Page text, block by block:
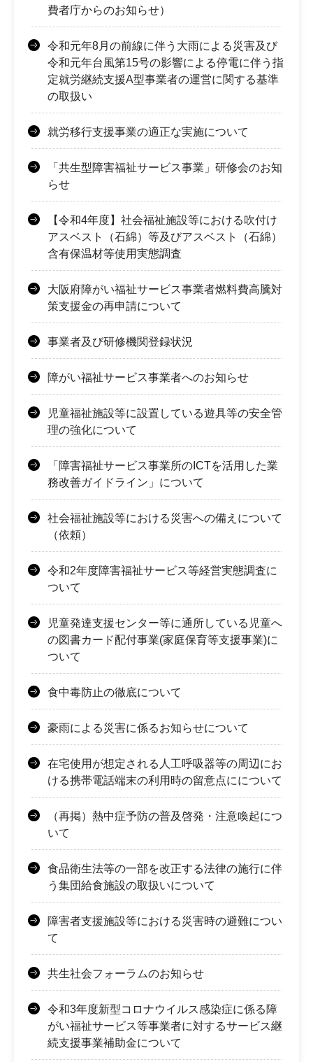
費者庁からのお知らせ）
令和元年8月の前線に伴う大雨による災害及び
令和元年台風第15号の影響による停電に伴う指
定就労継続支援A型事業者の運営に関する基準
の取扱い
就労移行支援事業の適正な実施について
「共生型障害福祉サービス事業」研修会のお知
らせ
【令和4年度】社会福祉施設等における吹付け
アスベスト（石綿）等及びアスベスト（石綿）
含有保温材等使用実態調査
大阪府障がい福祉サービス事業者燃料費高騰対
策支援金の再申請について
事業者及び研修機関登録状況
障がい福祉サービス事業者へのお知らせ
児童福祉施設等に設置している遊具等の安全管
理の強化について
「障害福祉サービス事業所のICTを活用した業
務改善ガイドライン」について
社会福祉施設等における災害への備えについて
（依頼）
令和2年度障害福祉サービス等経営実態調査に
ついて
児童発達支援センター等に通所している児童へ
の図書カード配付事業(家庭保育等支援事業)に
ついて
食中毒防止の徹底について
豪雨による災害に係るお知らせについて
在宅使用が想定される人工呼吸器等の周辺にお
ける携帯電話端末の利用時の留意点にについて
（再掲）熱中症予防の普及啓発・注意喚起につ
いて
食品衛生法等の一部を改正する法律の施行に伴
う集団給食施設の取扱いについて
障害者支援施設等における災害時の避難につい
て
共生社会フォーラムのお知らせ
令和3年度新型コロナウイルス感染症に係る障
がい福祉サービス等事業者に対するサービス継
続支援事業補助金について